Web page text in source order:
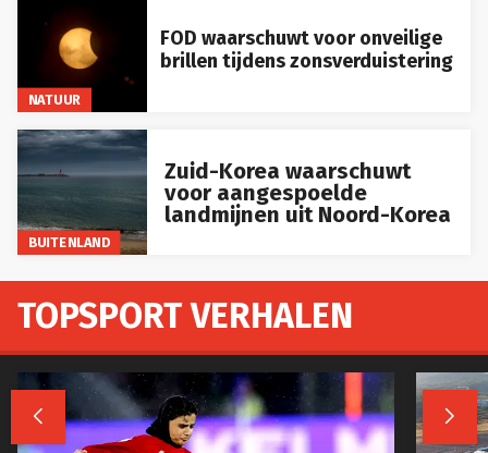
NATUUR
FOD waarschuwt voor onveilige
brillen tijdens zonsverduistering
BUITENLAND
Zuid-Korea waarschuwt
voor aangespoelde
landmijnen uit Noord-Korea
TOPSPORT VERHALEN
 